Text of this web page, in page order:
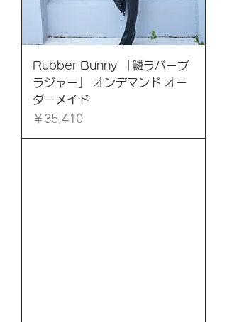
Rubber Bunny 「鱗ラバーブ
ラジャー」 オンデマンド オー
ダーメイド
価格
￥35,410